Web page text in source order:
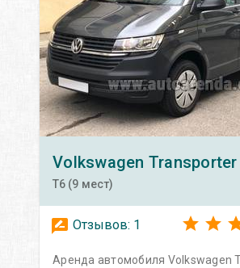
Volkswagen Transporter
T6 (9 мест)
Отзывов: 1
Аренда автомобиля Volkswagen